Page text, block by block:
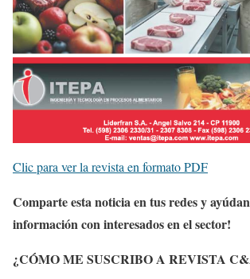
Clic para ver la revista en formato PDF
Comparte esta noticia en tus redes y
información con interesados en el sector!
¿CÓMO ME SUSCRIBO A REVISTA